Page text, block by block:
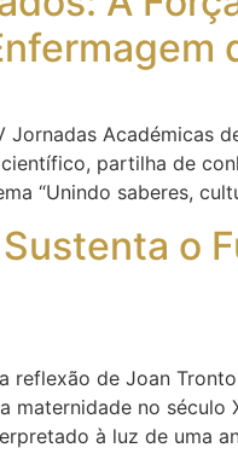
Académicas
partilha de
“Unindo saberes,
o
reflexão de Joan
no século
à luz de uma